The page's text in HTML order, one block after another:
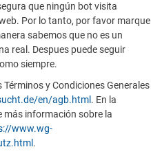
que ningún bot visita
Por lo tanto, por favor marque
sabemos que no es un
real. Despues puede seguir
siempre.
y Condiciones Generales
en/agb.html . En la
más información sobre la
www.wg-
.